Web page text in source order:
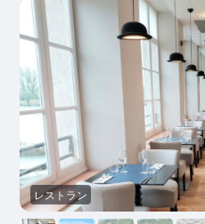
レストラン